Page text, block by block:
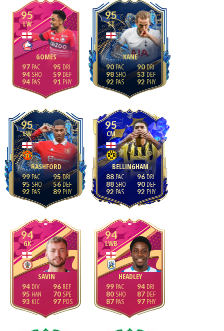
95
LW
GOMES
97
94
94
95
59
91
95
ST
KANE
90
98
92
90
53
92
95
LW
RASHFORD
99
95
92
95
56
89
95
CM
BELLINGHAM
88
88
92
96
90
92
94
GK
SAVIN
94
95
93
96
70
97
94
LWB
HEADLEY
99
80
87
94
87
97